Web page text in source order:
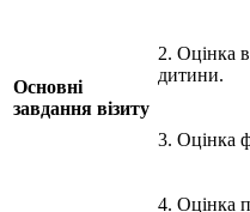
Основні
завдання візиту
2. Оцінка
дитини.
3. Оцінка
4. Оцінка